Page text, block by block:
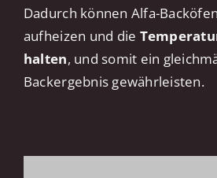
Dadurch können Alfa-
aufheizen und die
halten, und somit ein
Backergebnis gewährleisten.